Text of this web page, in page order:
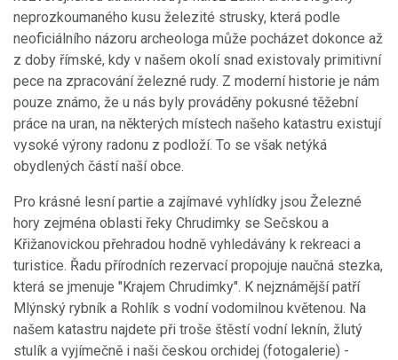
neprozkoumaného kusu železité strusky, která podle
neoficiálního názoru archeologa může pocházet dokonce až
z doby římské, kdy v našem okolí snad existovaly primitivní
pece na zpracování železné rudy. Z moderní historie je nám
pouze známo, že u nás byly prováděny pokusné těžební
práce na uran, na některých místech našeho katastru existují
vysoké výrony radonu z podloží. To se však netýká
obydlených částí naší obce.
Pro krásné lesní partie a zajímavé vyhlídky jsou Železné
hory zejména oblasti řeky Chrudimky se Sečskou a
Křižanovickou přehradou hodně vyhledávány k rekreaci a
turistice. Řadu přírodních rezervací propojuje naučná stezka,
která se jmenuje "Krajem Chrudimky". K nejznámější patří
Mlýnský rybník a Rohlík s vodní vodomilnou květenou. Na
našem katastru najdete při troše štěstí vodní leknín, žlutý
stulík a vyjímečně i naši českou orchidej (fotogalerie) -